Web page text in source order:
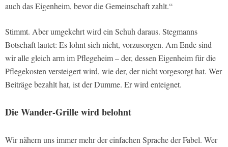
auch das Eigenheim, bevor die Gemeinschaft zahlt.“
Stimmt. Aber umgekehrt wird ein Schuh daraus. Stegmanns
Botschaft lautet: Es lohnt sich nicht, vorzusorgen. Am Ende sind
wir alle gleich arm im Pflegeheim – der, dessen Eigenheim für die
Pflegekosten versteigert wird, wie der, der nicht vorgesorgt hat. Wer
Beiträge bezahlt hat, ist der Dumme. Er wird enteignet.
Die Wander-Grille wird belohnt
Wir nähern uns immer mehr der einfachen Sprache der Fabel. Wer